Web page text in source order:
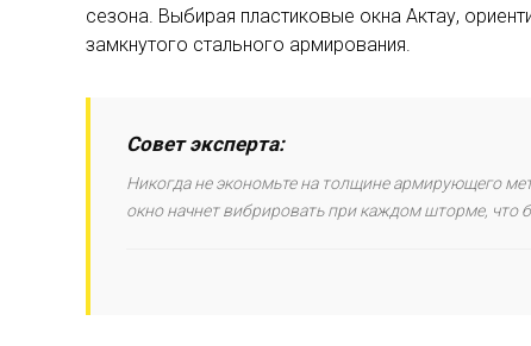
сезона. Выбирая пластиковые окна Актау,
замкнутого стального армирования.
Совет эксперта:
Никогда не экономьте на толщине армирующего
окно начнет вибрировать при каждом шторме,